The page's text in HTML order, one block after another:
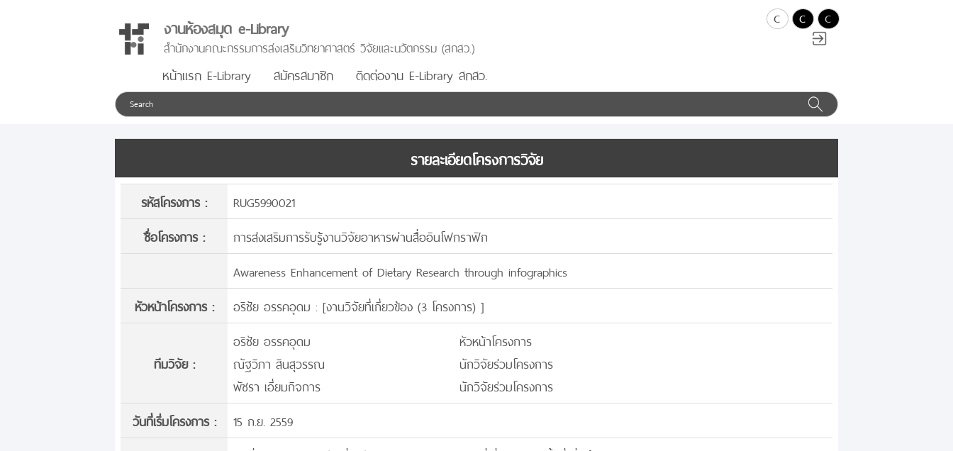
งานห้องสมุด e-Library
สำนักงานคณะกรรมการส่งเสริมวิทยาศาสตร์ วิจัยและนวัตกรรม (สกสว.)
หน้าแรก E-Library สมัครสมาชิก ติดต่องาน E-Library สกสว.
c c c
รายละเอียดโครงการวิจัย
รหัสโครงการ :
RUG5990021
ชื่อโครงการ :
การส่งเสริมการรับรู้งานวิจัยอาหารผ่านสื่ออินโฟกราฟิก
Awareness Enhancement of Dietary Research through infographics
หัวหน้าโครงการ :
อริชัย อรรคอุดม : [งานวิจัยที่เกี่ยวข้อง (3 โครงการ) ]
ทีมวิจัย :
อริชัย อรรคอุดม
หัวหน้าโครงการ
ณัฐวิภา สินสุวรรณ
นักวิจัยร่วมโครงการ
พัชรา เอี่ยมกิจการ
นักวิจัยร่วมโครงการ
วันที่เริ่มโครงการ :
15 ก.ย. 2559